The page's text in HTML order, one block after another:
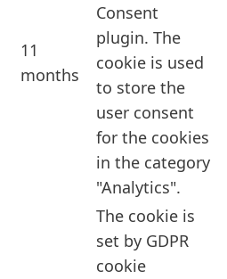
11
months
Consent
plugin. The
cookie is used
to store the
user consent
for the cookies
in the category
"Analytics".
The cookie is
set by GDPR
cookie